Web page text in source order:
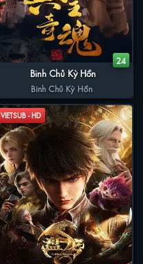
24
Binh Chủ Kỳ Hồn
Binh Chủ Kỳ Hồn
VIETSUB - HD